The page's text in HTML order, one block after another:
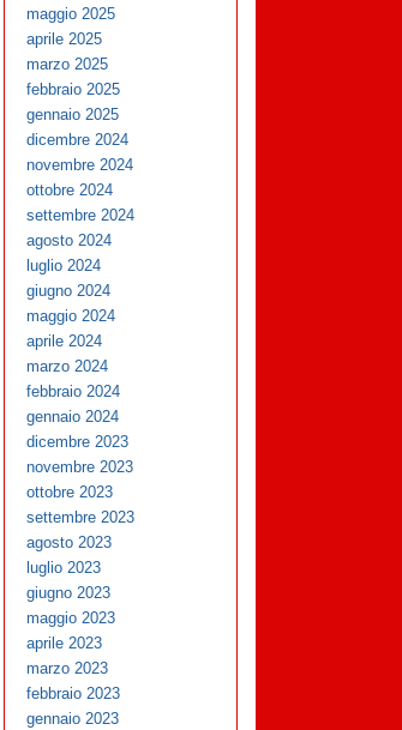
maggio 2025
aprile 2025
marzo 2025
febbraio 2025
gennaio 2025
dicembre 2024
novembre 2024
ottobre 2024
settembre 2024
agosto 2024
luglio 2024
giugno 2024
maggio 2024
aprile 2024
marzo 2024
febbraio 2024
gennaio 2024
dicembre 2023
novembre 2023
ottobre 2023
settembre 2023
agosto 2023
luglio 2023
giugno 2023
maggio 2023
aprile 2023
marzo 2023
febbraio 2023
gennaio 2023